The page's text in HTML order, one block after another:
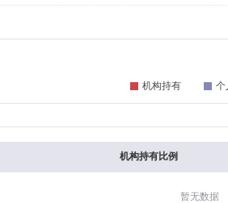
机构持有比例
暂无数据